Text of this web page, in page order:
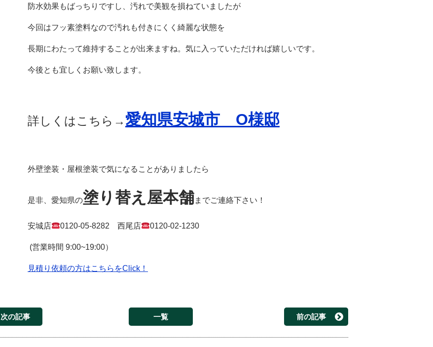
防水効果もばっちりですし、汚れで美観を損ねていましたが
今回はフッ素塗料なので汚れも付きにくく綺麗な状態を
長期にわたって維持することが出来ますね。気に入っていただければ嬉しいです。
今後とも宜しくお願い致します。
詳しくはこちら→ 愛知県安城市 O様邸
外壁塗装・屋根塗装で気になることがありましたら
是非、愛知県の塗り替え屋本舗までご連絡下さい！
安城店 0120-05-8282 西尾店 0120-02-1230
(営業時間 9:00~19:00）
見積り依頼の方はこちらをClick！
次の記事 一覧 前の記事